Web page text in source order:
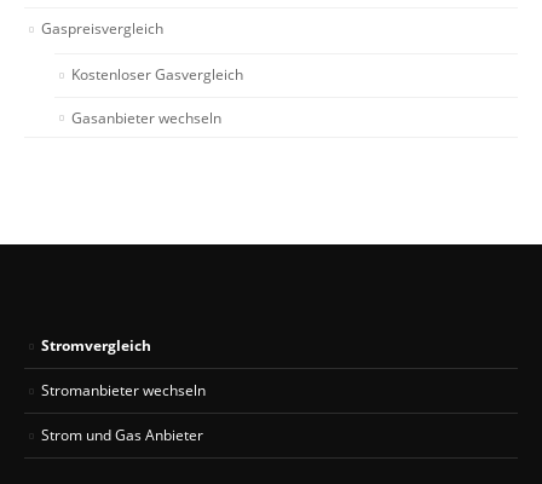
Gaspreisvergleich
Kostenloser Gasvergleich
Gasanbieter wechseln
Stromvergleich
Stromanbieter wechseln
Strom und Gas Anbieter